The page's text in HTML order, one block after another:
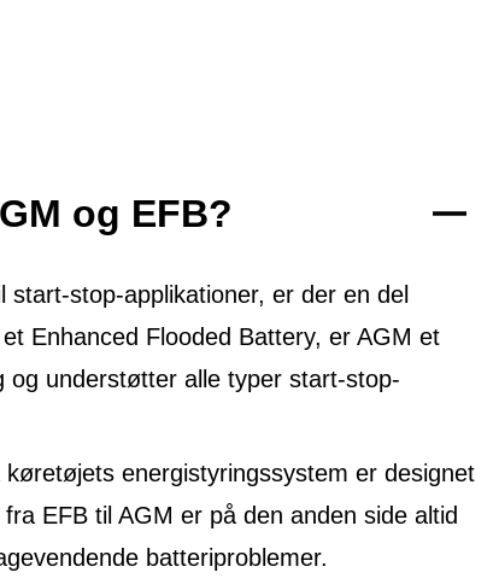
og EFB?
start-stop-applikationer, er der en del
Enhanced Flooded Battery, er AGM et
understøtter alle typer start-stop-
energistyringssystem er designet
EFB til AGM er på den anden side altid
batteriproblemer.